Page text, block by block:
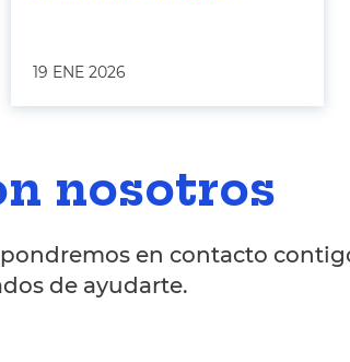
19 ENE 2026
nosotros
en contacto
de ayudarte.